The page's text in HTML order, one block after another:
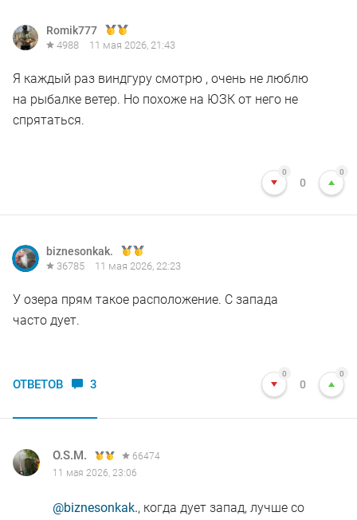
Romik777
4988 11 мая 2026, 21:43
Я каждый раз виндгуру смотрю , очень не люблю
на рыбалке ветер. Но похоже на ЮЗК от него не
спрятаться.
0
0
0
biznesonkak.
36785 11 мая 2026, 22:23
У озера прям такое расположение. С запада
часто дует.
ОТВЕТОВ 3
0
0
0
O.S.M.
66474
11 мая 2026, 23:06
@biznesonkak., когда дует запад, лучше со